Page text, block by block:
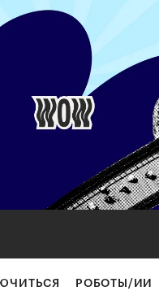
РОБОТЫ/ИИ